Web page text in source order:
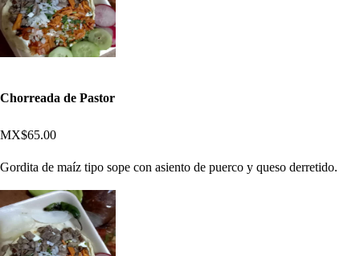
Chorreada de Pastor
MX$65.00
Gordita de maíz tipo sope con asiento de puerco y queso derretido.